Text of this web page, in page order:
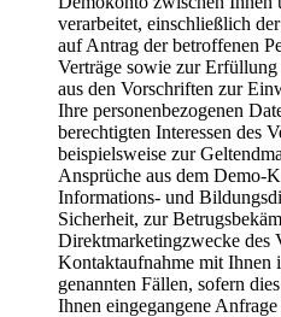
verarbeitet, einschließlich
auf Antrag der betroffenen
Verträge sowie zur
aus den Vorschriften zur
Ihre personenbezogenen
berechtigten Interessen des
beispielsweise zur
Ansprüche aus dem Demo-
Informations- und
Sicherheit, zur
Direktmarketingzwecke des
Kontaktaufnahme mit Ihnen
genannten Fällen, sofern
Ihnen eingegangene